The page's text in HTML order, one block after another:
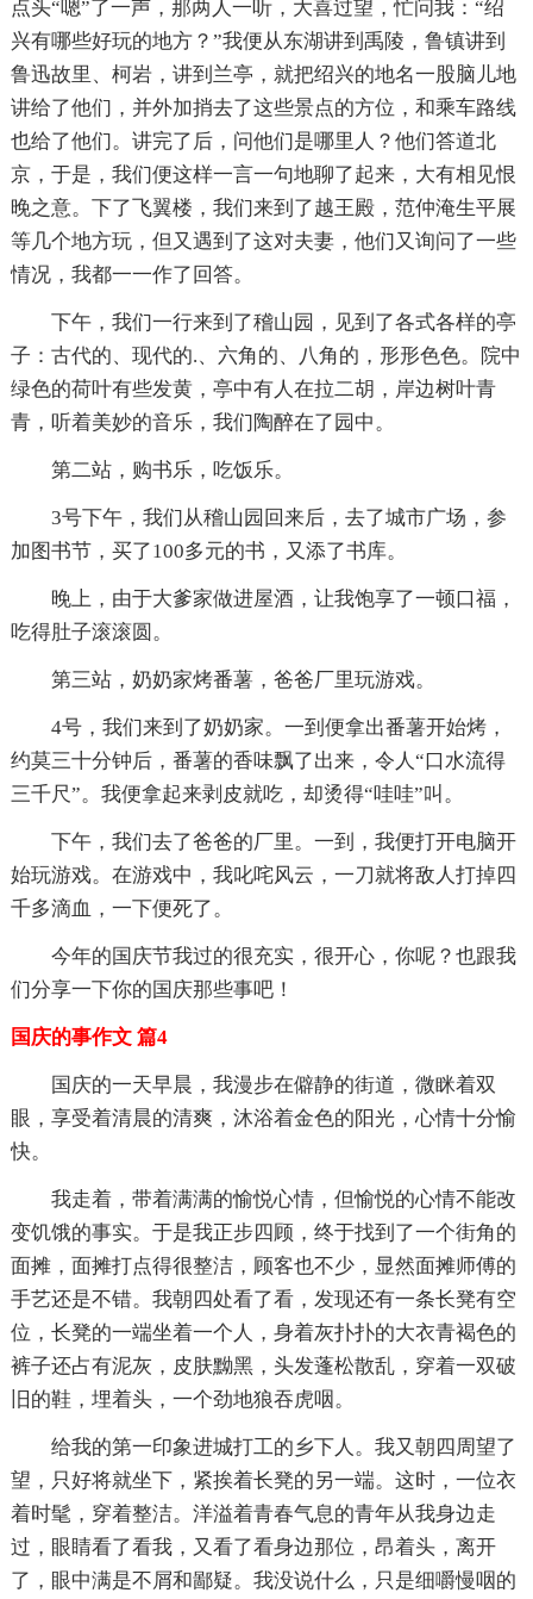
点头“嗯”了一声，那两人一听，大喜过望，忙问我：“绍
兴有哪些好玩的地方？”我便从东湖讲到禹陵，鲁镇讲到
鲁迅故里、柯岩，讲到兰亭，就把绍兴的地名一股脑儿地
讲给了他们，并外加捎去了这些景点的方位，和乘车路线
也给了他们。讲完了后，问他们是哪里人？他们答道北
京，于是，我们便这样一言一句地聊了起来，大有相见恨
晚之意。下了飞翼楼，我们来到了越王殿，范仲淹生平展
等几个地方玩，但又遇到了这对夫妻，他们又询问了一些
情况，我都一一作了回答。
下午，我们一行来到了稽山园，见到了各式各样的亭
子：古代的、现代的.、六角的、八角的，形形色色。院中
绿色的荷叶有些发黄，亭中有人在拉二胡，岸边树叶青
青，听着美妙的音乐，我们陶醉在了园中。
第二站，购书乐，吃饭乐。
3号下午，我们从稽山园回来后，去了城市广场，参
加图书节，买了100多元的书，又添了书库。
晚上，由于大爹家做进屋酒，让我饱享了一顿口福，
吃得肚子滚滚圆。
第三站，奶奶家烤番薯，爸爸厂里玩游戏。
4号，我们来到了奶奶家。一到便拿出番薯开始烤，
约莫三十分钟后，番薯的香味飘了出来，令人“口水流得
三千尺”。我便拿起来剥皮就吃，却烫得“哇哇”叫。
下午，我们去了爸爸的厂里。一到，我便打开电脑开
始玩游戏。在游戏中，我叱咤风云，一刀就将敌人打掉四
千多滴血，一下便死了。
今年的国庆节我过的很充实，很开心，你呢？也跟我
们分享一下你的国庆那些事吧！
国庆的事作文 篇4
国庆的一天早晨，我漫步在僻静的街道，微眯着双
眼，享受着清晨的清爽，沐浴着金色的阳光，心情十分愉
快。
我走着，带着满满的愉悦心情，但愉悦的心情不能改
变饥饿的事实。于是我正步四顾，终于找到了一个街角的
面摊，面摊打点得很整洁，顾客也不少，显然面摊师傅的
手艺还是不错。我朝四处看了看，发现还有一条长凳有空
位，长凳的一端坐着一个人，身着灰扑扑的大衣青褐色的
裤子还占有泥灰，皮肤黝黑，头发蓬松散乱，穿着一双破
旧的鞋，埋着头，一个劲地狼吞虎咽。
给我的第一印象进城打工的乡下人。我又朝四周望了
望，只好将就坐下，紧挨着长凳的另一端。这时，一位衣
着时髦，穿着整洁。洋溢着青春气息的青年从我身边走
过，眼睛看了看我，又看了看身边那位，昂着头，离开
了，眼中满是不屑和鄙疑。我没说什么，只是细嚼慢咽的